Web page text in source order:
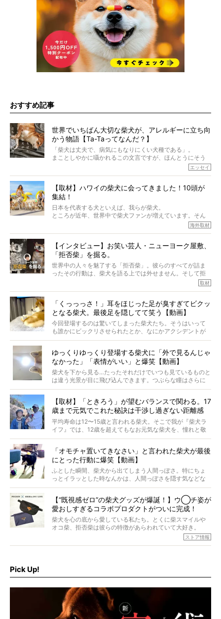
おすすめ記事
世界でいちばん大切な柴犬が、アレルギーに立ち向
かう物語【Ta-Taってなんだ？】
「柴犬は丈夫で、病気にもなりにくい犬種である」。
まことしやかに囁かれるこの文言ですが、ほんとうにそう
でも、いざそれぞれの個体を見ていくと、丈夫で病気にも
なりにくい、とは言えないような気もするのです。
実際に「病気にならない」などということはないし、飼い
主はそのためにやるべきことがある。
今回は、柴犬に関わる方たちすべてに読んで欲しい、ある
語でした。
※画像はすべてイメージです
※この記事は個人の感想であり、効果・効能を示すものではありません
エッセイ
【取材】ハワイの柴犬に会ってきました！10頭が
集結！
日本を代表する犬といえば、我らが柴犬。
ところが近年、世界中で柴犬ファンが増えています。そん
な中「柴犬ライフ」が目をつけたのは、南の楽園ハワイ。
そんな噂を聞きつけ、今回はハワイの柴犬たちを取材して
きました！
海外取材
【インタビュー】お笑い芸人・ニューヨーク屋敷、
「拒否柴」を掘る。
世界中の人々を魅了する「拒否柴」。彼らのすべてが詰ま
ったその行動は、柴犬を語る上では外せません。そして拒
否柴がここまで話題になるのは、“映える”ことも理由のひと
がるのでしょうか。
最近版画製作を始めた、お笑いコンビ「ニューヨーク」の
屋敷裕政さんに、拒否柴を掘っていただきました！ イン
タビューと合わせてご覧ください。
取材
「くっっっさ！」耳をほじった足が臭すぎてビクッ
となる柴犬。最後足を隠してて笑う【動画】
今回登場するのは驚いてしまった柴犬たち。そうはいって
も誰かにビックリさせられたとか、なにかアクシデントが
起きたとか、そういうことが原因ではありません。全ての
ゆっくりゆっくり登場する柴犬に「外で見るんじゃ
なかった」「表情がいい」と爆笑【動画】
柴犬を下から見る…たったそれだけでいつも見ているものと
は違う光景が目に飛び込んできます。つぶらな瞳はさらに
つぶらに見え、モフモフのお顔はさらにモフモフに見えま
【取材】「ときろう」が望むバランスで関わる。17
歳まで元気でこれた秘訣は干渉し過ぎない距離感
#38ときろう
平均寿命は12〜15歳と言われる柴犬。そこで我が『柴犬ラ
イフ』では、12歳を超えてもなお元気な柴犬を、憧れと敬
意を込めて“レジェンド柴”と呼んでいます。 この特集で
ォーカスし、その元気の秘訣や、老犬と暮らすうえで大切
だと思うことを、オーナーさんに語っていただきます。今
回登場してくれたのは、17歳のときろうくん。小さい頃か
ら食が細かったため、何でも食べさせてきたということで
「オモチャ置いてきなさい」と言われた柴犬が最後
にとった行動に爆笑【動画】
ふとした瞬間、柴犬から出てしまう人間っぽさ。特にちょ
っとイラッとした時なんかは、人間っぽさを隠す気などな
いように見えます。もしかして本当の本当は、中身は人間
【“既視感ゼロ”の柴犬グッズが爆誕！】ウ◯チ姿が
愛おしすぎるコラボプロダクトがついに完成！
柴犬を心の底から愛している私たち。とくに柴スマイルや
オコ柴、拒否柴は彼らの特徴があらわれていて大好き。
でもちょっと待て…もうひとつ、忘れてはならない愛おしい
ストア情報
Pick Up!